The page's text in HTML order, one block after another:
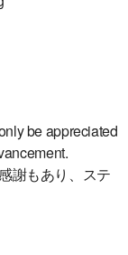
be appreciated
謝もあり、ステ